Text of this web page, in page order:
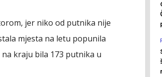
jer niko od putnika nije
mjesta na letu popunila
kraju bila 173 putnika u